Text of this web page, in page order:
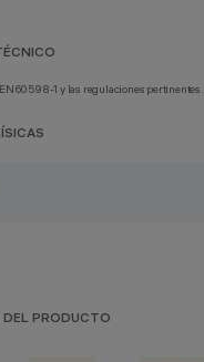
1 y las regulaciones pertinentes.
PRODUCTO